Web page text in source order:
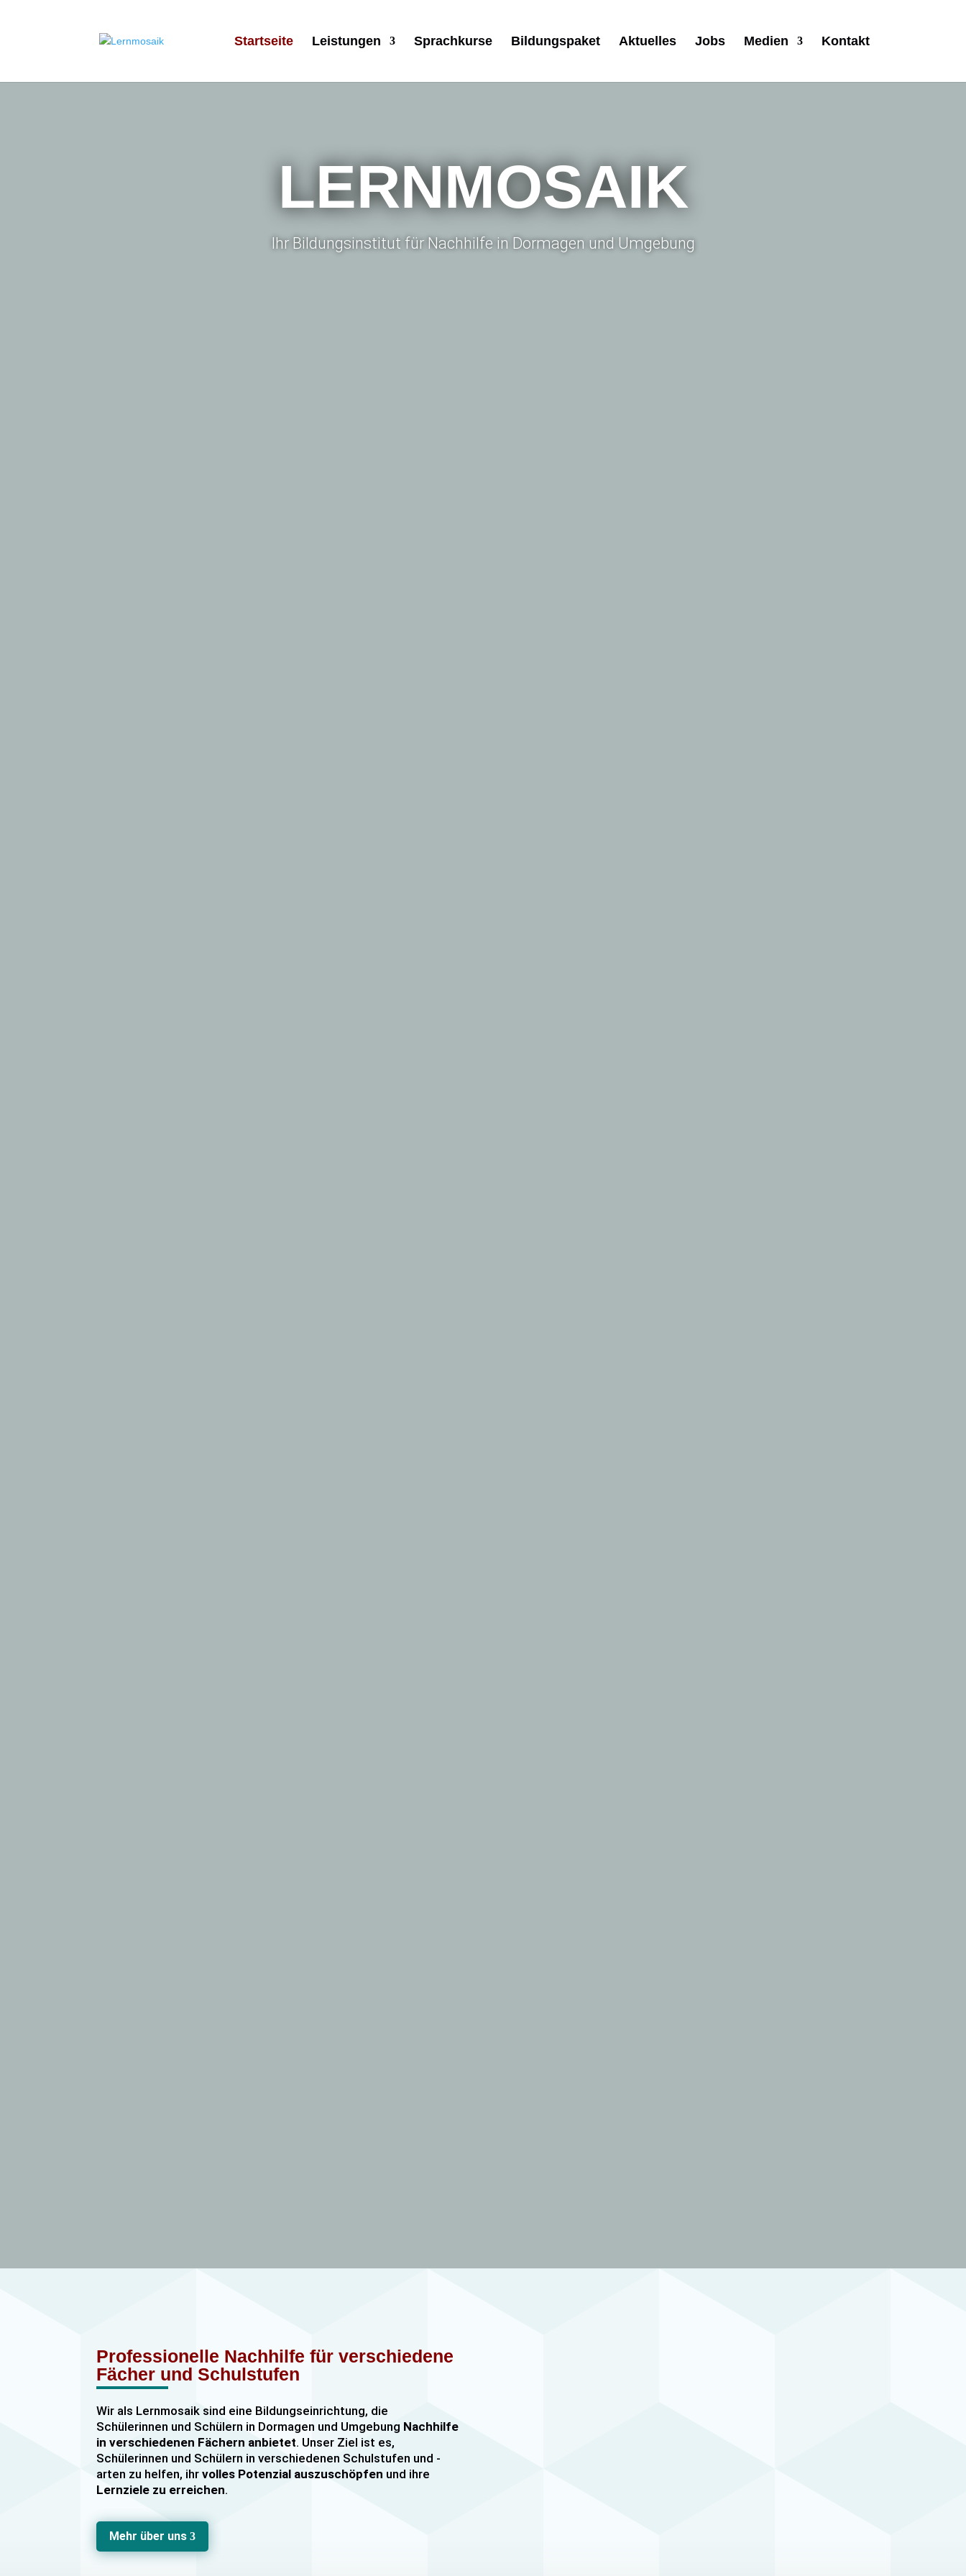
Startseite Leistungen Sprachkurse Bildungspaket Aktuelles Jobs Medien Kontakt
LERNMOSAIK
Ihr Bildungsinstitut für Nachhilfe in Dormagen und Umgebung
Professionelle Nachhilfe für verschiedene
Fächer und Schulstufen
Wir als Lernmosaik sind eine Bildungseinrichtung, die
Schülerinnen und Schülern in Dormagen und Umgebung Nachhilfe
in verschiedenen Fächern anbietet. Unser Ziel ist es,
Schülerinnen und Schülern in verschiedenen Schulstufen und -
arten zu helfen, ihrvolles Potenzial auszuschöpfen und ihre
Lernziele zu erreichen.
Unser Nachhilfeangebot umfasst
Gruppennachhilfe
Mathematik, Englisch und Deutsch
Mehr über uns3